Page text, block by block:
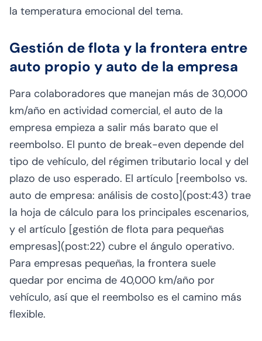
la temperatura emocional del tema.
Gestión de flota y la frontera entre
auto propio y auto de la empresa
Para colaboradores que manejan más de 30,000
km/año en actividad comercial, el auto de la
empresa empieza a salir más barato que el
reembolso. El punto de break-even depende del
tipo de vehículo, del régimen tributario local y del
plazo de uso esperado. El artículo [reembolso vs.
auto de empresa: análisis de costo](post:43) trae
la hoja de cálculo para los principales escenarios,
y el artículo [gestión de flota para pequeñas
empresas](post:22) cubre el ángulo operativo.
Para empresas pequeñas, la frontera suele
quedar por encima de 40,000 km/año por
vehículo, así que el reembolso es el camino más
flexible.